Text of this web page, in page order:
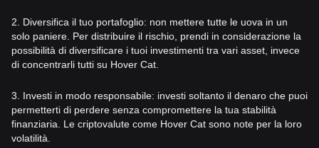
2. Diversifica il tuo portafoglio: non mettere tutte le uova in un
solo paniere. Per distribuire il rischio, prendi in considerazione la
possibilità di diversificare i tuoi investimenti tra vari asset, invece
di concentrarli tutti su Hover Cat.
3. Investi in modo responsabile: investi soltanto il denaro che puoi
permetterti di perdere senza compromettere la tua stabilità
finanziaria. Le criptovalute come Hover Cat sono note per la loro
volatilità.